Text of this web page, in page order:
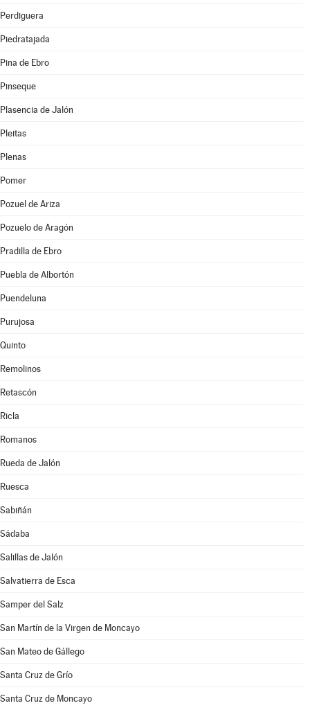
Perdiguera
Piedratajada
Pina de Ebro
Pinseque
Plasencia de Jalón
Pleitas
Plenas
Pomer
Pozuel de Ariza
Pozuelo de Aragón
Pradilla de Ebro
Puebla de Albortón
Puendeluna
Purujosa
Quinto
Remolinos
Retascón
Ricla
Romanos
Rueda de Jalón
Ruesca
Sabiñán
Sádaba
Salillas de Jalón
Salvatierra de Esca
Samper del Salz
San Martín de la Virgen de Moncayo
San Mateo de Gállego
Santa Cruz de Grío
Santa Cruz de Moncayo